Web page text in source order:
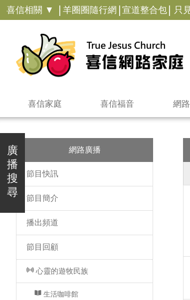
喜信相關 ▼ | 羊圈圈隨行網 | 宣道整合包 | 只
喜信家庭 喜信福音 網
廣
播
搜
尋
網路廣播
節目快訊
節目簡介
播出頻道
節目回顧
心靈的遊牧民族
生活咖啡館